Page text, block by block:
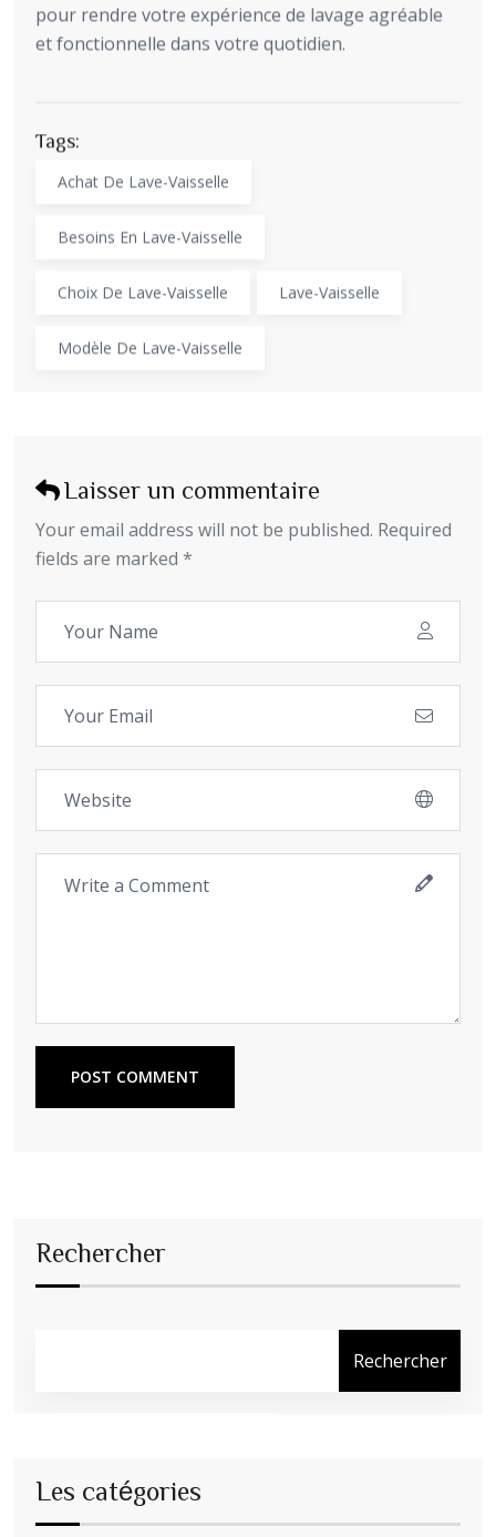
pour rendre votre expérience de lavage agréable
et fonctionnelle dans votre quotidien.
Tags:
Achat De Lave-Vaisselle
Besoins En Lave-Vaisselle
Choix De Lave-Vaisselle Lave-Vaisselle
Modèle De Lave-Vaisselle
Laisser un commentaire
Your email address will not be published. Required
fields are marked *
POST COMMENT
Rechercher
Rechercher
Les catégories